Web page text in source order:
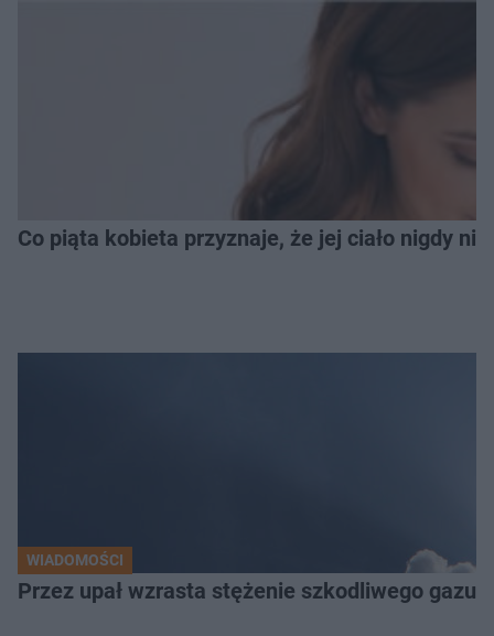
Co piąta kobieta przyznaje, że jej ciało nigdy
WIADOMOŚCI
Przez upał wzrasta stężenie szkodliwego